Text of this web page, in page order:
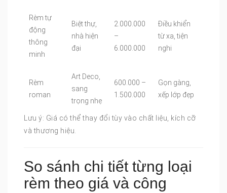
Rèm tự
động
thông
minh
Biệt thự,
nhà hiện
đại
2.000.000
–
6.000.000
Điều khiển
từ xa, tiện
nghi
Rèm
roman
Art Deco,
sang
trọng nhẹ
600.000 –
1.500.000
Gọn gàng,
xếp lớp đẹp
Lưu ý: Giá có thể thay đổi tùy vào chất liệu, kích cỡ
và thương hiệu.
So sánh chi tiết từng loại
rèm theo giá và công